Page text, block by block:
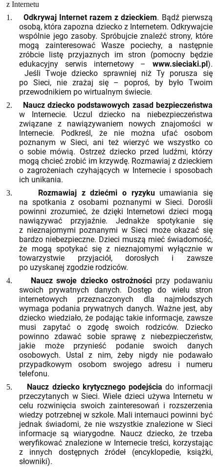
z Internetu
1.
Odkrywaj Internet razem z dzieckiem. Bądź pierwszą
osobą, która zapozna dziecko z Internetem. Odkrywajcie
wspólnie jego zasoby. Spróbujcie znaleźć strony, które
mogą zainteresować Wasze pociechy, a następnie
zróbcie listę przyjaznych im stron (pomocny będzie
edukacyjny serwis internetowy – www.sieciaki.pl).
Jeśli Twoje dziecko sprawniej niż Ty porusza się
po Sieci, nie zrażaj się – poproś, by było Twoim
przewodnikiem po wirtualnym świecie.
2.
Naucz dziecko podstawowych zasad bezpieczeństwa
w Internecie. Uczul dziecko na niebezpieczeństwa
związane z nawiązywaniem nowych znajomości w
Internecie. Podkreśl, że nie można ufać osobom
poznanym w Sieci, ani też wierzyć we wszystko co
o sobie mówią. Ostrzeż dziecko przed ludźmi, którzy
mogą chcieć zrobić im krzywdę. Rozmawiaj z dzieckiem
o zagrożeniach czyhających w Internecie i sposobach
ich unikania.
3. Rozmawiaj z dziećmi o ryzykuumawiania się
na spotkania z osobami poznanymi w Sieci. Dorośli
powinni zrozumieć, że dzięki Internetowi dzieci mogą
nawiązywać przyjaźnie. Jednakże spotykanie się
z nieznajomymi poznanymi w Sieci może okazać się
bardzo niebezpieczne. Dzieci muszą mieć świadomość,
że mogą spotykać się z nieznajomymi wyłącznie w
towarzystwie przyjaciół, dorosłych i zawsze
po uzyskanej zgodzie rodziców.
4. Naucz swoje dziecko ostrożnościprzy podawaniu
swoich prywatnych danych. Dostęp do wielu stron
internetowych przeznaczonych dla najmłodszych
wymaga podania prywatnych danych. Ważne jest, aby
dziecko wiedziało, że podając takie informacje, zawsze
musi zapytać o zgodę swoich rodziców. Dziecko
powinno zdawać sobie sprawę z niebezpieczeństw,
jakie może przynieść podanie swoich danych
osobowych. Ustal z nim, żeby nigdy nie podawało
przypadkowym osobom swojego adresu i numeru
telefonu.
5. Naucz dziecko krytycznego podejścia do informacji
przeczytanych w Sieci. Wiele dzieci używa Internetu w
celu rozwinięcia swoich zainteresowań i rozszerzenia
wiedzy potrzebnej w szkole. Mali internauci powinni być
jednak świadomi, że nie wszystkie znalezione w Sieci
informacje są wiarygodne. Naucz dziecko, że trzeba
weryfikować znalezione w Internecie treści, korzystając
z innych dostępnych źródeł (encyklopedie, książki,
słowniki).